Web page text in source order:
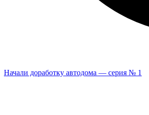
Начали доработку автодома — серия № 1